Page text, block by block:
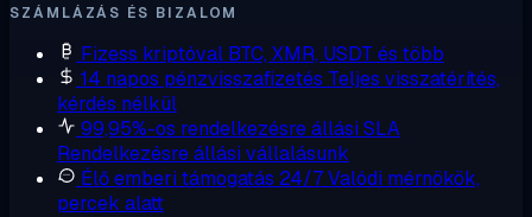
SZÁMLÁZÁS ÉS BIZALOM
Fizess kriptóval BTC, XMR, USDT és több
14 napos pénzvisszafizetés Teljes visszatérítés,
kérdés nélkül
99,95%-os rendelkezésre állási SLA
Rendelkezésre állási vállalásunk
Élő emberi támogatás 24/7Valódi mérnökök,
percek alatt